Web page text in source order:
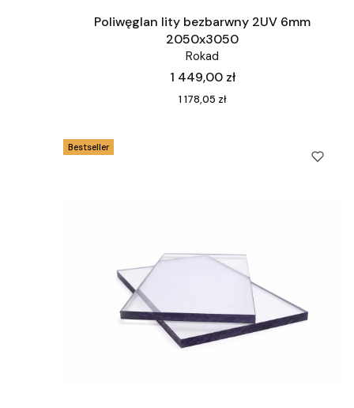
Poliwęglan lity bezbarwny 2UV 6mm
2050x3050
Rokad
Cena
1 449,00 zł
Cena
1 178,05 zł
Bestseller